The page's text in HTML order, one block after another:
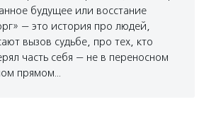
будущее или восстание
— это история про людей,
вызов судьбе, про тех, кто
часть себя — не в переносном
прямом…